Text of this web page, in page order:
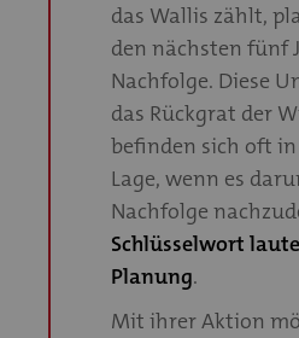
das Wallis zählt,
den nächsten fünf
Nachfolge. Diese
das Rückgrat der
befinden sich oft
Lage, wenn es
Nachfolge
Schlüsselwort
Planung.
Mit ihrer Aktion